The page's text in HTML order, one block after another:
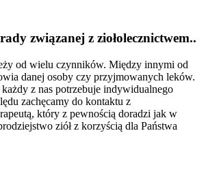
związanej z ziołolecznictwem..
od wielu czynników. Między innymi od
danej osoby czy przyjmowanych leków.
z nas potrzebuje indywidualnego
zachęcamy do kontaktu z
który z pewnością doradzi jak w
ziół z korzyścią dla Państwa